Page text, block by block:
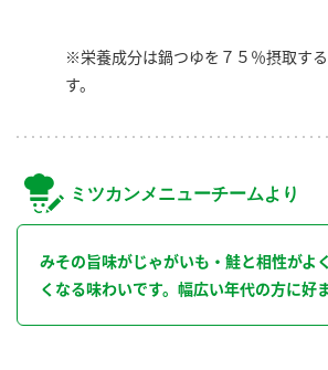
※栄養成分は鍋つゆを７５％摂取す
す。
ミツカンメニューチームより
みその旨味がじゃがいも・鮭と相性がよ
くなる味わいです。幅広い年代の方に好